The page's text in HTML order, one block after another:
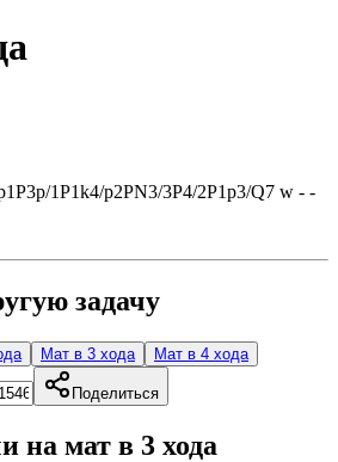
1P1k4/p2PN3/3P4/2P1p3/Q7 w - -
задачу
Мат в 3 хода Мат в 4 хода
Поделиться
на мат в 3 хода